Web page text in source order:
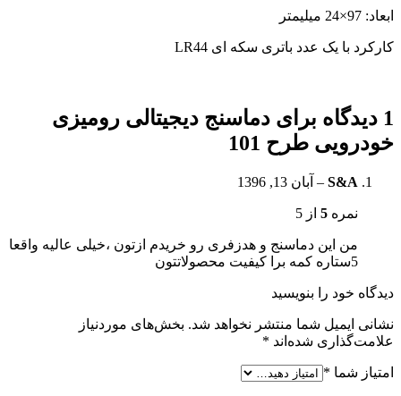
ابعاد: 97×24 میلیمتر
کارکرد با یک عدد باتری سکه ای LR44
1 دیدگاه برای
دماسنج دیجیتالی رومیزی
خودرویی طرح 101
S&A
– آبان 13, 1396
نمره 5 از 5
من این دماسنج و هدزفری رو خریدم ازتون ،خیلی عالیه واقعا
5ستاره کمه برا کیفیت محصولاتتون
دیدگاه خود را بنویسید
نشانی ایمیل شما منتشر نخواهد شد. بخش‌های موردنیاز
علامت‌گذاری شده‌اند *
امتیاز شما *